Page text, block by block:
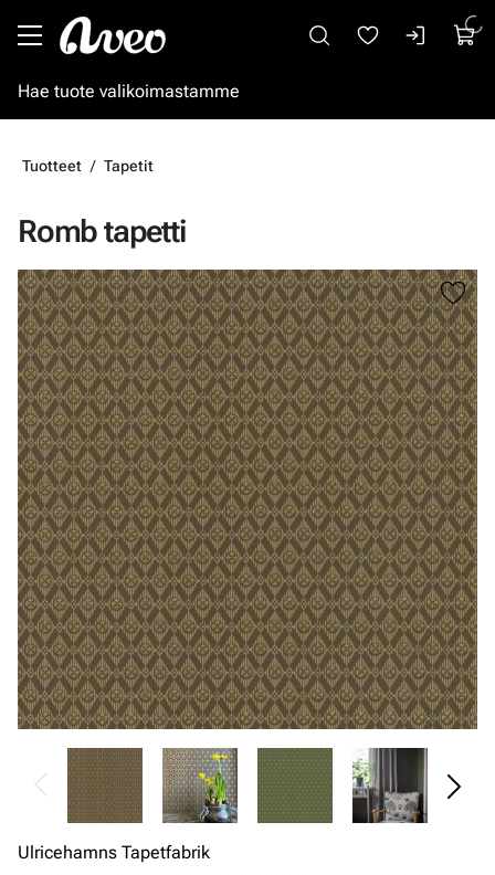
Tuotteet Tapetit
Romb tapetti
Ohita kuvat
Ulricehamns Tapetfabrik